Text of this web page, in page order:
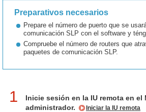
Preparativos necesarios
Prepare el número de puerto que se
comunicación SLP con el software y
Compruebe el número de routers que
paquetes de comunicación SLP.
1
Inicie sesión en la IU remota en el
administrador.
Iniciar la IU remota